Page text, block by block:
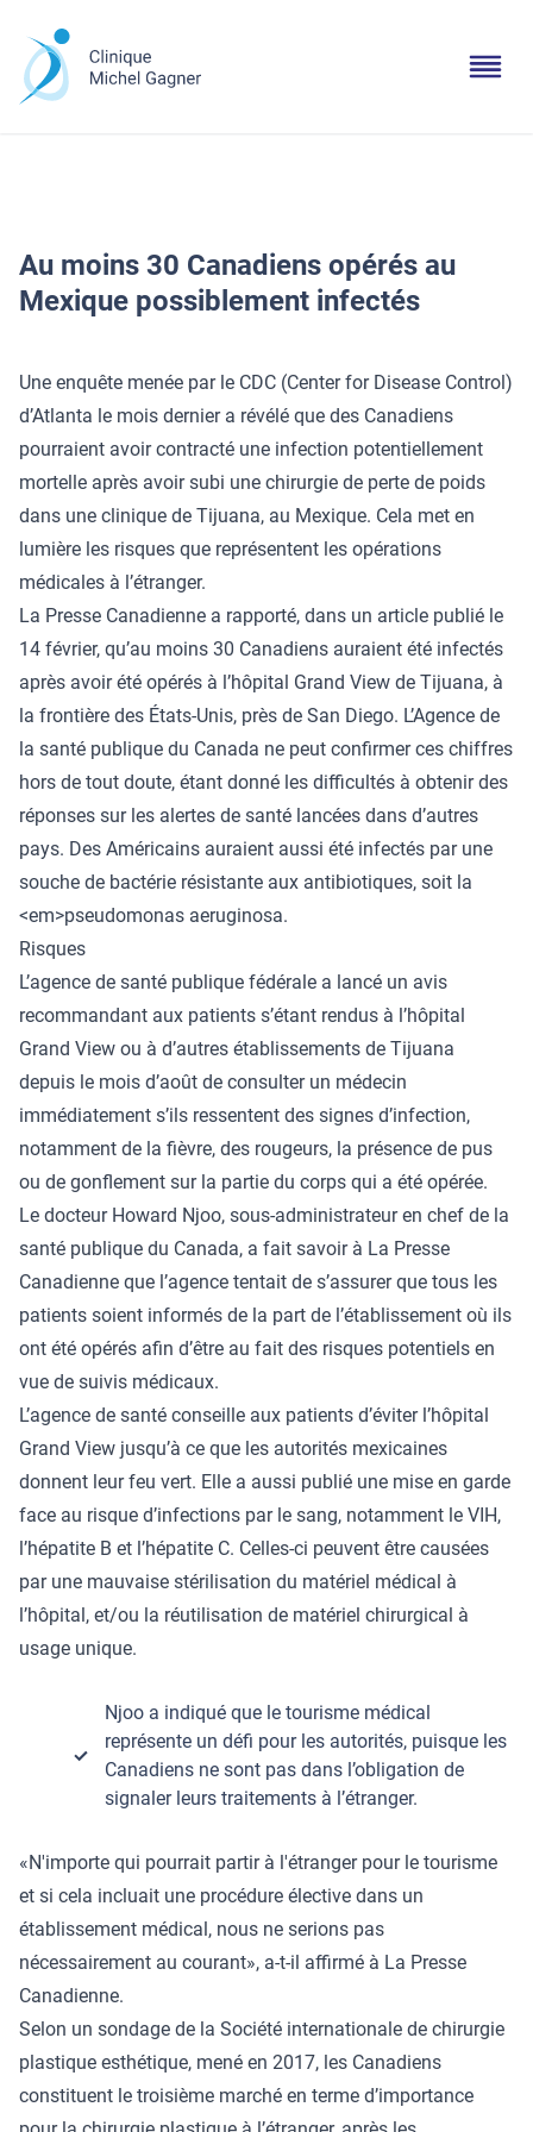
Au moins 30 Canadiens opérés au
Mexique possiblement infectés
Une enquête menée par le CDC (Center for Disease Control)
d’Atlanta le mois dernier a révélé que des Canadiens
pourraient avoir contracté une infection potentiellement
mortelle après avoir subi une chirurgie de perte de poids
dans une clinique de Tijuana, au Mexique. Cela met en
lumière les risques que représentent les opérations
médicales à l’étranger.
La Presse Canadienne a rapporté, dans un article publié le
14 février, qu’au moins 30 Canadiens auraient été infectés
après avoir été opérés à l’hôpital Grand View de Tijuana, à
la frontière des États-Unis, près de San Diego. L’Agence de
la santé publique du Canada ne peut confirmer ces chiffres
hors de tout doute, étant donné les difficultés à obtenir des
réponses sur les alertes de santé lancées dans d’autres
pays. Des Américains auraient aussi été infectés par une
souche de bactérie résistante aux antibiotiques, soit la
<em>pseudomonas aeruginosa.
Risques
L’agence de santé publique fédérale a lancé un avis
recommandant aux patients s’étant rendus à l’hôpital
Grand View ou à d’autres établissements de Tijuana
depuis le mois d’août de consulter un médecin
immédiatement s’ils ressentent des signes d’infection,
notamment de la fièvre, des rougeurs, la présence de pus
ou de gonflement sur la partie du corps qui a été opérée.
Le docteur Howard Njoo, sous-administrateur en chef de la
santé publique du Canada, a fait savoir à La Presse
Canadienne que l’agence tentait de s’assurer que tous les
patients soient informés de la part de l’établissement où ils
ont été opérés afin d’être au fait des risques potentiels en
vue de suivis médicaux.
L’agence de santé conseille aux patients d’éviter l’hôpital
Grand View jusqu’à ce que les autorités mexicaines
donnent leur feu vert. Elle a aussi publié une mise en garde
face au risque d’infections par le sang, notamment le VIH,
l’hépatite B et l’hépatite C. Celles-ci peuvent être causées
par une mauvaise stérilisation du matériel médical à
l’hôpital, et/ou la réutilisation de matériel chirurgical à
usage unique.
Njoo a indiqué que le tourisme médical
représente un défi pour les autorités, puisque les
Canadiens ne sont pas dans l’obligation de
signaler leurs traitements à l’étranger.
«N'importe qui pourrait partir à l'étranger pour le tourisme
et si cela incluait une procédure élective dans un
établissement médical, nous ne serions pas
nécessairement au courant», a-t-il affirmé à La Presse
Canadienne.
Selon un sondage de la Société internationale de chirurgie
plastique esthétique, mené en 2017, les Canadiens
constituent le troisième marché en terme d’importance